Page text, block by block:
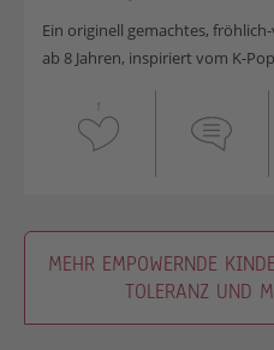
Ein originell gemachtes,
ab 8 Jahren, inspiriert vom K-
1
MEHR EMPOWERNDE
TOLERANZ UND